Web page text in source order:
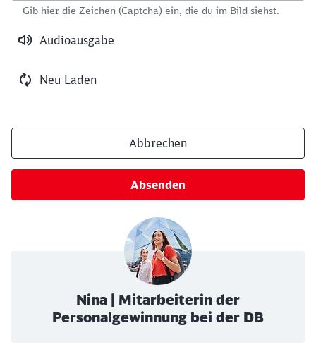
Audioausgabe
Neu Laden
Gib hier die Zeichen (Captcha) ein, die du im Bild siehst.
Abbrechen
Absenden
Nina | Mitarbeiterin der
Personalgewinnung bei der DB
Möchten Sie zuweitergeleitet